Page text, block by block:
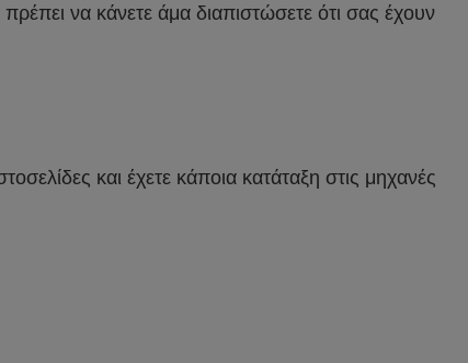
να κάνετε άμα διαπιστώσετε ότι σας έχουν
και έχετε κάποια κατάταξη στις μηχανές